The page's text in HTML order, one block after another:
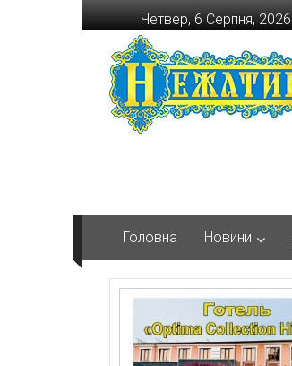
Перейти
до
вмісту
Четвер, 6 Серпня, 2026
Головна Новини